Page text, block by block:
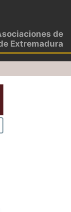
de
Extremadura